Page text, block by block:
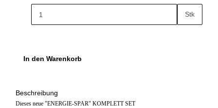
Stk
In den Warenkorb
Beschreibung
Dieses neue "ENERGIE-SPAR" KOMPLETT SET